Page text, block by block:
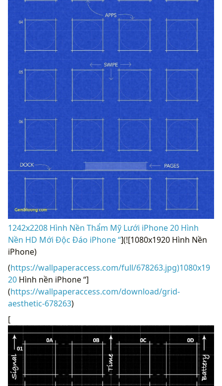
1242x2208 Hình Nền Thẩm Mỹ Lưới iPhone 20 Hình
Nền HD Mới Độc Đáo iPhone “](![1080x1920 Hình Nền
iPhone)
(https://wallpaperaccess.com/full/678263.jpg)1080x19
20 Hình nền iPhone “]
(https://wallpaperaccess.com/download/grid-
aesthetic-678263)
[